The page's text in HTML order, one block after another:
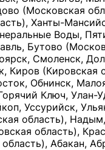
(Московская
Ханты-
Воды,
Бутово
Смоленск,
Киров (Кировская
Обнинск,
Ключ, Улан-
Уссурийск,
область),
область),
область), Абакан,